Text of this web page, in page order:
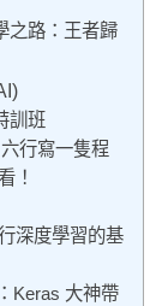
之路：王者歸
訓班
行寫一隻程
！
深度學習的基
Keras 大神帶